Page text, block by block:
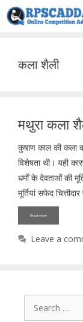
Skip
to
कला शैली
मथुरा कला
कुषाण काल की कला
विशेषता थी। यही
धर्माें के देवताओं की
मूर्तियां सफेद
Read more
Leave a